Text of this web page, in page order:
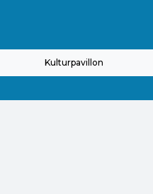
Kulturpavillon